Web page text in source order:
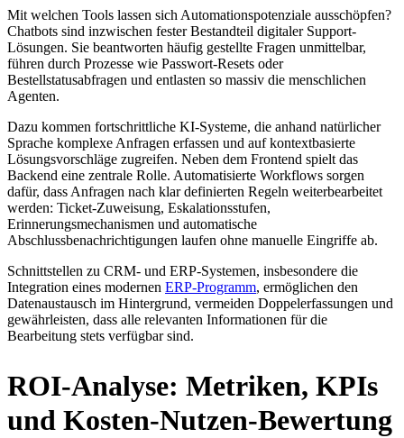
Mit welchen Tools lassen sich Automationspotenziale ausschöpfen?
Chatbots sind inzwischen fester Bestandteil digitaler Support-
Lösungen. Sie beantworten häufig gestellte Fragen unmittelbar,
führen durch Prozesse wie Passwort-Resets oder
Bestellstatusabfragen und entlasten so massiv die menschlichen
Agenten.
Dazu kommen fortschrittliche KI-Systeme, die anhand natürlicher
Sprache komplexe Anfragen erfassen und auf kontextbasierte
Lösungsvorschläge zugreifen. Neben dem Frontend spielt das
Backend eine zentrale Rolle. Automatisierte Workflows sorgen
dafür, dass Anfragen nach klar definierten Regeln weiterbearbeitet
werden: Ticket-Zuweisung, Eskalationsstufen,
Erinnerungsmechanismen und automatische
Abschlussbenachrichtigungen laufen ohne manuelle Eingriffe ab.
Schnittstellen zu CRM- und ERP-Systemen, insbesondere die
Integration eines modernen ERP-Programm, ermöglichen den
Datenaustausch im Hintergrund, vermeiden Doppelerfassungen und
gewährleisten, dass alle relevanten Informationen für die
Bearbeitung stets verfügbar sind.
ROI-Analyse: Metriken, KPIs
und Kosten-Nutzen-Bewertung